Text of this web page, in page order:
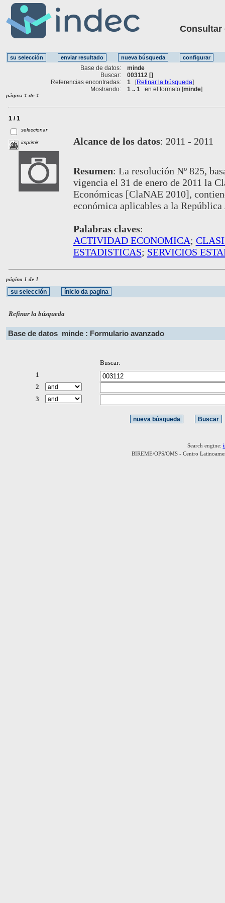
Consultar
Base de datos:
minde
Buscar:
003112 []
Referencias encontradas:
1 [Refinar la búsqueda]
Mostrando:
1 .. 1 en el formato [minde]
página 1 de 1
1 / 1
seleccionar
imprimir Alcance de los datos: 2011 - 2011
Resumen: La resolución Nº 825,
vigencia el 31 de enero de 2011 la
Económicas [ClaNAE 2010],
económica aplicables a la
Palabras claves:
ACTIVIDAD ECONOMICA;
ESTADISTICAS; SERVICIOS
página 1 de 1
Refinar la búsqueda
Base de datos minde : Formulario avanzado
Buscar:
1
2
3
Search engine:
BIREME/OPS/OMS - Centro